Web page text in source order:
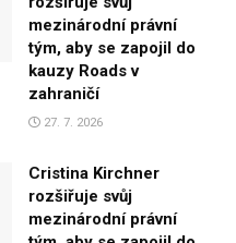
mezinárodní právní
tým, aby se zapojil do
kauzy Roads v
zahraničí
27. 7. 2026
Cristina Kirchner
rozšiřuje svůj
mezinárodní právní